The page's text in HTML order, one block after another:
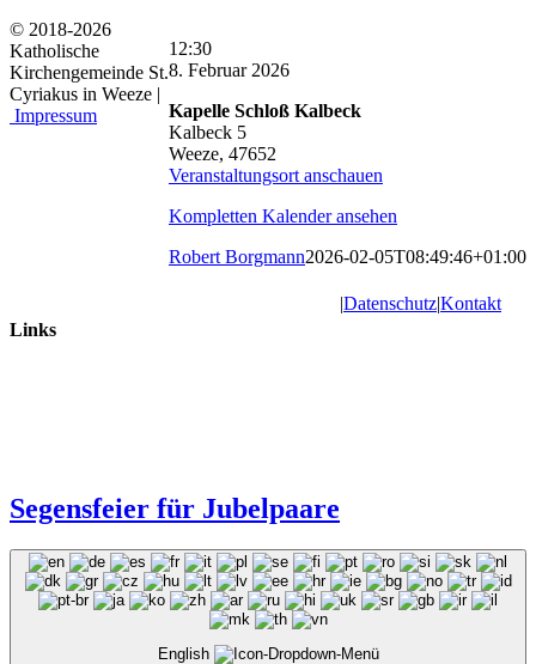
Schloss
Kalbeck:
12:30
8. Februar 2026
Kapelle Schloß Kalbeck
Kalbeck 5
Weeze, 47652
Veranstaltungsort anschauen
Kompletten Kalender ansehen
Robert Borgmann2026-02-05T08:49:46+01:00
Links
Segensfeier für Jubelpaare
© 2018-2026
Katholische
Kirchengemeinde St.
Cyriakus in Weeze |
Impressum
|Datenschutz|Kontakt
English